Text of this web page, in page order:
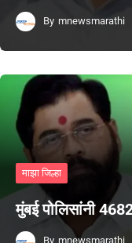
By mnewsmarathi
माझा जिल्हा
मुंबई पोलिसांनी
By mnewsmarathi